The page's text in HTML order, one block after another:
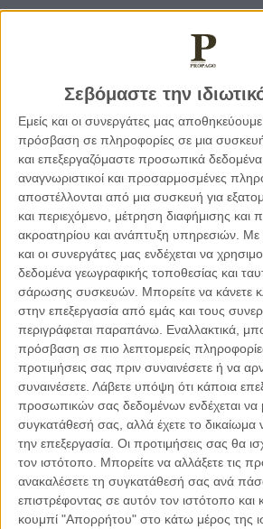
Σεβόμαστε την
Εμείς και οι συνεργάτες μας
πρόσβαση σε πληροφορίες σε μια
και επεξεργαζόμαστε προσωπικά
αναγνωριστικοί και προσαρμοσμένες
αποστέλλονται από μια συσκευή για
και περιεχόμενο, μέτρηση διαφήμισης και
ακροατηρίου και ανάπτυξη υπηρεσιών. Με
και οι συνεργάτες μας ενδέχεται να
δεδομένα γεωγραφικής τοποθεσίας και
σάρωσης συσκευών. Μπορείτε να κάνετε
στην επεξεργασία από εμάς και τους
περιγράφεται παραπάνω. Εναλλακτικά,
πρόσβαση σε πιο λεπτομερείς
προτιμήσεις σας πριν συναινέσετε ή να
συναινέσετε. Λάβετε υπόψη ότι κάποια
προσωπικών σας δεδομένων ενδέχεται να
συγκατάθεσή σας, αλλά έχετε το δικαίωμα
την επεξεργασία. Οι προτιμήσεις σας θα
τον ιστότοπο. Μπορείτε να αλλάξετε τις
ανακαλέσετε τη συγκατάθεσή σας ανά
επιστρέφοντας σε αυτόν τον ιστότοπο και
κουμπί "Απορρήτου" στο κάτω μέρος της
Κέλλυ Καμπάκη
γράφει για την
της”
Γιάννης Πανούσης
Οι μόνοι αθώοι
Αντώνιος Ντακανάλης
Τέμπη: Η Κορυφή
μιας Κοινωνίας
Γιάννης Πανούσης
Μικροδιάβολοι ή
εγκληματίες; –
στο Propago του